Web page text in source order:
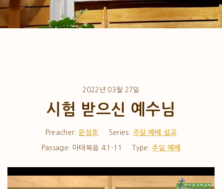
2022년 03월 27일
시험 받으신 예수님
Preacher: 문성호 Series: 주일 예배 설교
Passage: 마태복음 4:1-11 Type: 주일 예배